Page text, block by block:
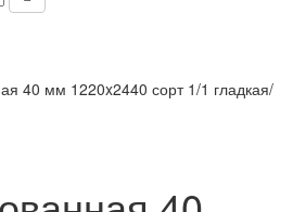
40 мм 1220x2440 сорт 1/1 гладкая/